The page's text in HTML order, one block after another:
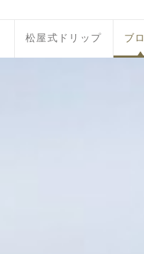
松屋式ドリップ ブ